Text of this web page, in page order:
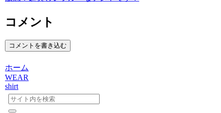
コメント
コメントを書き込む
ホーム
WEAR
shirt